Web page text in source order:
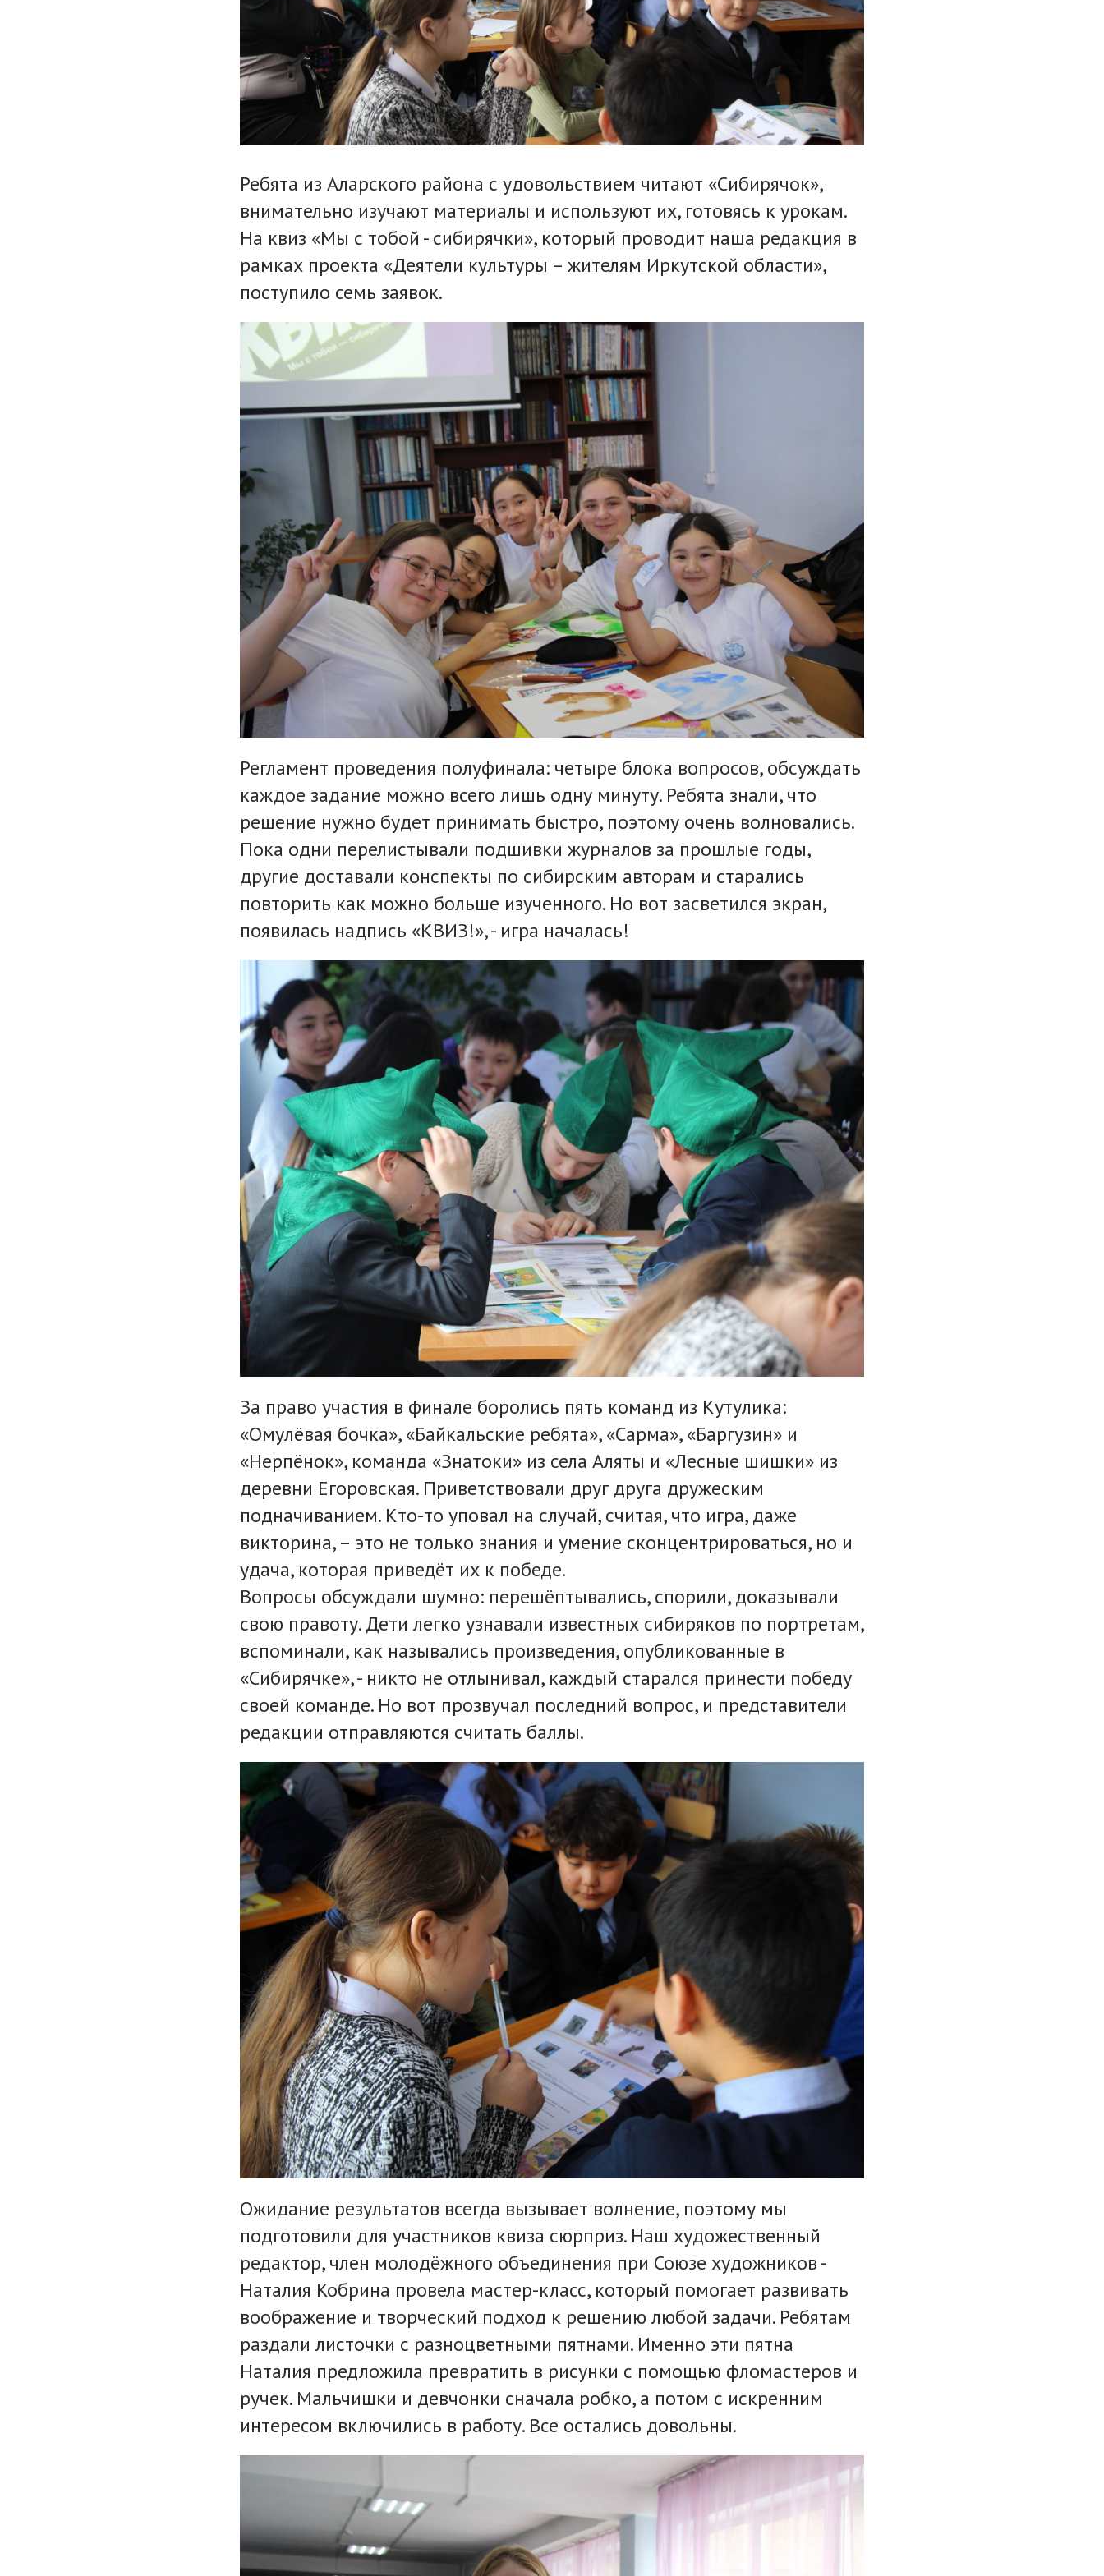
Ребята из Аларского района с удовольствием читают «Сибирячок»,
внимательно изучают материалы и используют их, готовясь к урокам.
На квиз «Мы с тобой - сибирячки», который проводит наша редакция в
рамках проекта «Деятели культуры – жителям Иркутской области»,
поступило семь заявок.
Регламент проведения полуфинала: четыре блока вопросов, обсуждать
каждое задание можно всего лишь одну минуту. Ребята знали, что
решение нужно будет принимать быстро, поэтому очень волновались.
Пока одни перелистывали подшивки журналов за прошлые годы,
другие доставали конспекты по сибирским авторам и старались
повторить как можно больше изученного. Но вот засветился экран,
появилась надпись «КВИЗ!», - игра началась!
За право участия в финале боролись пять команд из Кутулика:
«Омулёвая бочка», «Байкальские ребята», «Сарма», «Баргузин» и
«Нерпёнок», команда «Знатоки» из села Аляты и «Лесные шишки» из
деревни Егоровская. Приветствовали друг друга дружеским
подначиванием. Кто-то уповал на случай, считая, что игра, даже
викторина, – это не только знания и умение сконцентрироваться, но и
удача, которая приведёт их к победе.
Вопросы обсуждали шумно: перешёптывались, спорили, доказывали
свою правоту. Дети легко узнавали известных сибиряков по портретам,
вспоминали, как назывались произведения, опубликованные в
«Сибирячке», - никто не отлынивал, каждый старался принести победу
своей команде. Но вот прозвучал последний вопрос, и представители
редакции отправляются считать баллы.
Ожидание результатов всегда вызывает волнение, поэтому мы
подготовили для участников квиза сюрприз. Наш художественный
редактор, член молодёжного объединения при Союзе художников -
Наталия Кобрина провела мастер-класс, который помогает развивать
воображение и творческий подход к решению любой задачи. Ребятам
раздали листочки с разноцветными пятнами. Именно эти пятна
Наталия предложила превратить в рисунки с помощью фломастеров и
ручек. Мальчишки и девчонки сначала робко, а потом с искренним
интересом включились в работу. Все остались довольны.